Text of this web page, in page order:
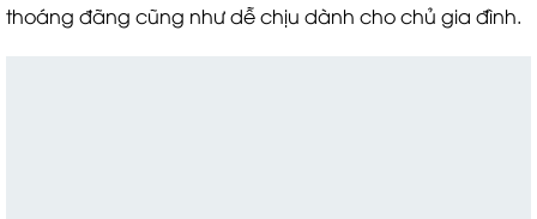
thoáng đãng cũng như dễ chịu dành cho chủ gia đình.